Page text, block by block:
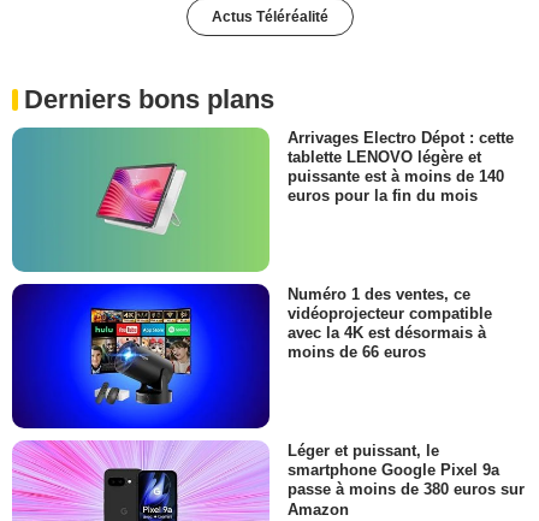
Actus Téléréalité
Derniers bons plans
Arrivages Electro Dépot : cette
tablette LENOVO légère et
puissante est à moins de 140
euros pour la fin du mois
Numéro 1 des ventes, ce
vidéoprojecteur compatible
avec la 4K est désormais à
moins de 66 euros
Léger et puissant, le
smartphone Google Pixel 9a
passe à moins de 380 euros sur
Amazon